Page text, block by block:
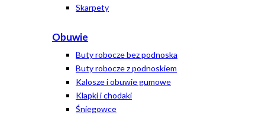
Skarpety
Obuwie
Buty robocze bez podnoska
Buty robocze z podnoskiem
Kalosze i obuwie gumowe
Klapki i chodaki
Śniegowce